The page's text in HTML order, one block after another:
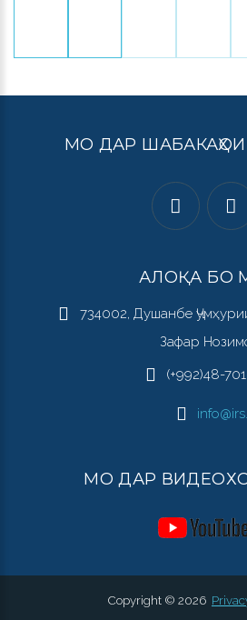
МО ДАР
АЛОҚА БО
734002, Душанбе
Зафар
(+992)48-
МО ДАР
Copyright © 2026